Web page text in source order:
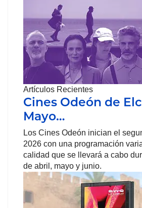
Artículos Recientes
Cines Odeón de
Mayo…
Los Cines Odeón inician el
2026 con una programación
calidad que se llevará a cabo
de abril, mayo y junio.